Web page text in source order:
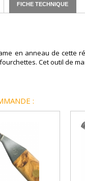
FICHE TECHNIQUE
en anneau de
Cet outil de
: